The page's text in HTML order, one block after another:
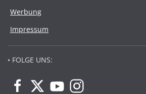
Werbung
Impressum
• FOLGE UNS: